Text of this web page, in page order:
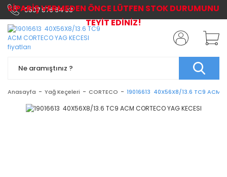
0507 576 64 03
Anasayfa Yağ Keçeleri CORTECO 19016613 40X56X8/13.6 TC9 ACM
SİPARİŞ VERMEDEN ÖNCE LÜTFEN STOK DURUMUNU
TEYİT EDİNİZ!